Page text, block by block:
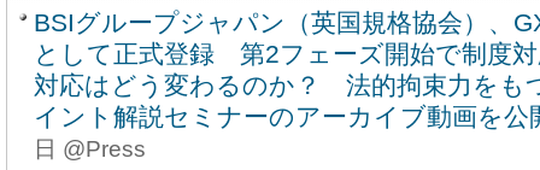
BSIグループジャパン（英国規格協会）、
として正式登録 第2フェーズ開始で制度
対応はどう変わるのか？ 法的拘束力をも
イント解説セミナーのアーカイブ動画を公
日 @Press